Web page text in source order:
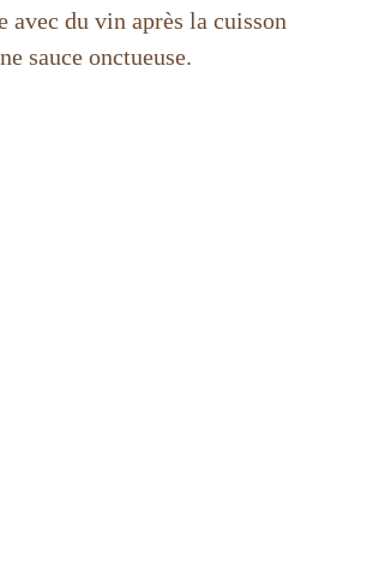
avec du vin après la cuisson
sauce onctueuse.